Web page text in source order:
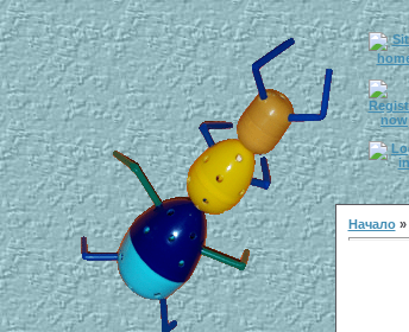
Начало»